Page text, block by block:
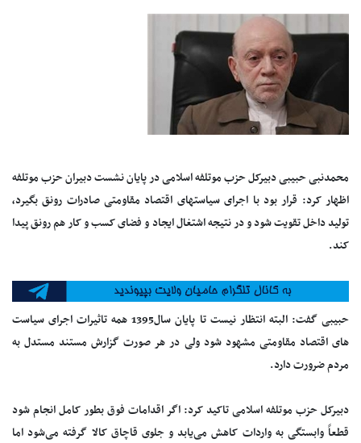
محمدنبی حبیبی دبیرکل حزب موتلفه اسلامی در پایان نشست دبیران حزب موتلفه
اظهار کرد: قرار بود با اجرای سیاستهای اقتصاد مقاومتی صادرات رونق بگیرد،
تولید داخل تقویت شود و در نتیجه اشتغال ایجاد و فضای کسب و کار هم رونق پیدا
کند.
حبیبی گفت: البته انتظار نیست تا پایان سال1395 همه تاثیرات اجرای سیاست
های اقتصاد مقاومتی مشهود شود ولی در هر صورت گزارش مستند مستدل به
مردم ضرورت دارد.
دبیرکل حزب موتلفه اسلامی تاکید کرد: اگر اقدامات فوق بطور کامل انجام شود
قطعاً وابستگی به واردات کاهش می‌یابد و جلوی قاچاق کالا گرفته می‌شود اما